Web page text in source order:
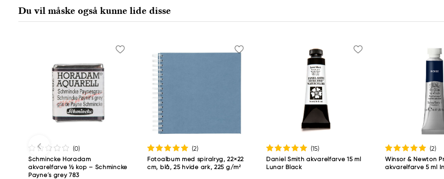
1160 Köpenhamn K, Denmark
city@stelling.dk
Du vil måske også kunne lide disse
(0)
Schmincke Horadam
akvarelfarve ½ kop – Schmincke
Payne´s grey 783
(2)
Fotoalbum med spiralryg, 22×22
cm, blå, 25 hvide ark, 225 g/m²
(15)
Daniel Smith akvarelfarve 15 ml
Lunar Black
(2)
Winsor & Newton
akvarelfarve 5 ml